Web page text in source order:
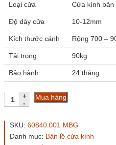
Loại cửa Cửa kính bản
Độ dày cửa 10-12mm
Kích thước cánh Rộng 700 –
Tải trọng 90kg
Bảo hành 24 tháng
Bản
lề
VICKINI
MBG
Mua hàng
SKU: 60840.001 MBG
Danh mục: Bản lề cửa kính